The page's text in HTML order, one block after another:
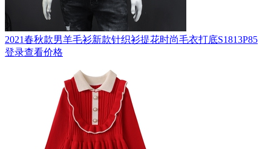
2021春秋款男羊毛衫新款针织衫提花时尚毛衣打底S1813P85
登录查看价格